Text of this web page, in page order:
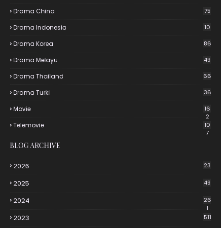
Drama China 75
Drama Indonesia 10
Drama Korea 86
Drama Melayu 49
Drama Thailand 66
Drama Turki 36
Movie
16
2
Telemovie
10
7
BLOG ARCHIVE
2026 23
2025 49
2024
26
1
2023 511